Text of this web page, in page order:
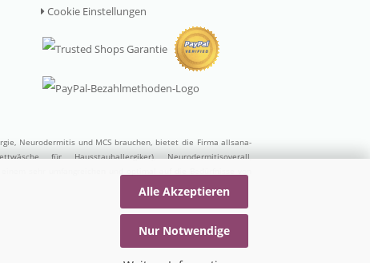
Alle Akzeptieren
Nur Notwendige
Cookie Einstellungen
Neurodermitis und MCS brauchen, bietet die Firma allsana-
für Hausstauballergiker), Neurodermitisoverall,